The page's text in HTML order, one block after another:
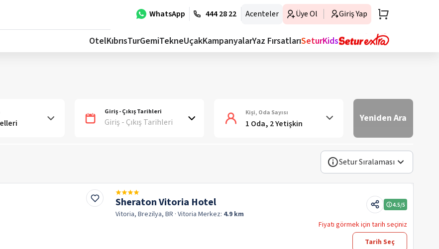
WhatsApp 444 28 22 Acenteler Üye Ol Giriş Yap
OtelKıbrısTurGemiTekneUçakKampanyalarYaz FırsatlarıSeturKids
Giriş - Çıkış Tarihleri
Giriş - Çıkış Tarihleri
Kişi, Oda Sayısı
1 Oda, 2 Yetişkin Yeniden Ara
Setur Sıralaması
Sheraton Vitoria Hotel
Vitoria, Brezilya, BR · Vitoria Merkez: 4.9 km
4.5/5
Fiyatı görmek için tarih seçiniz
Tarih Seç